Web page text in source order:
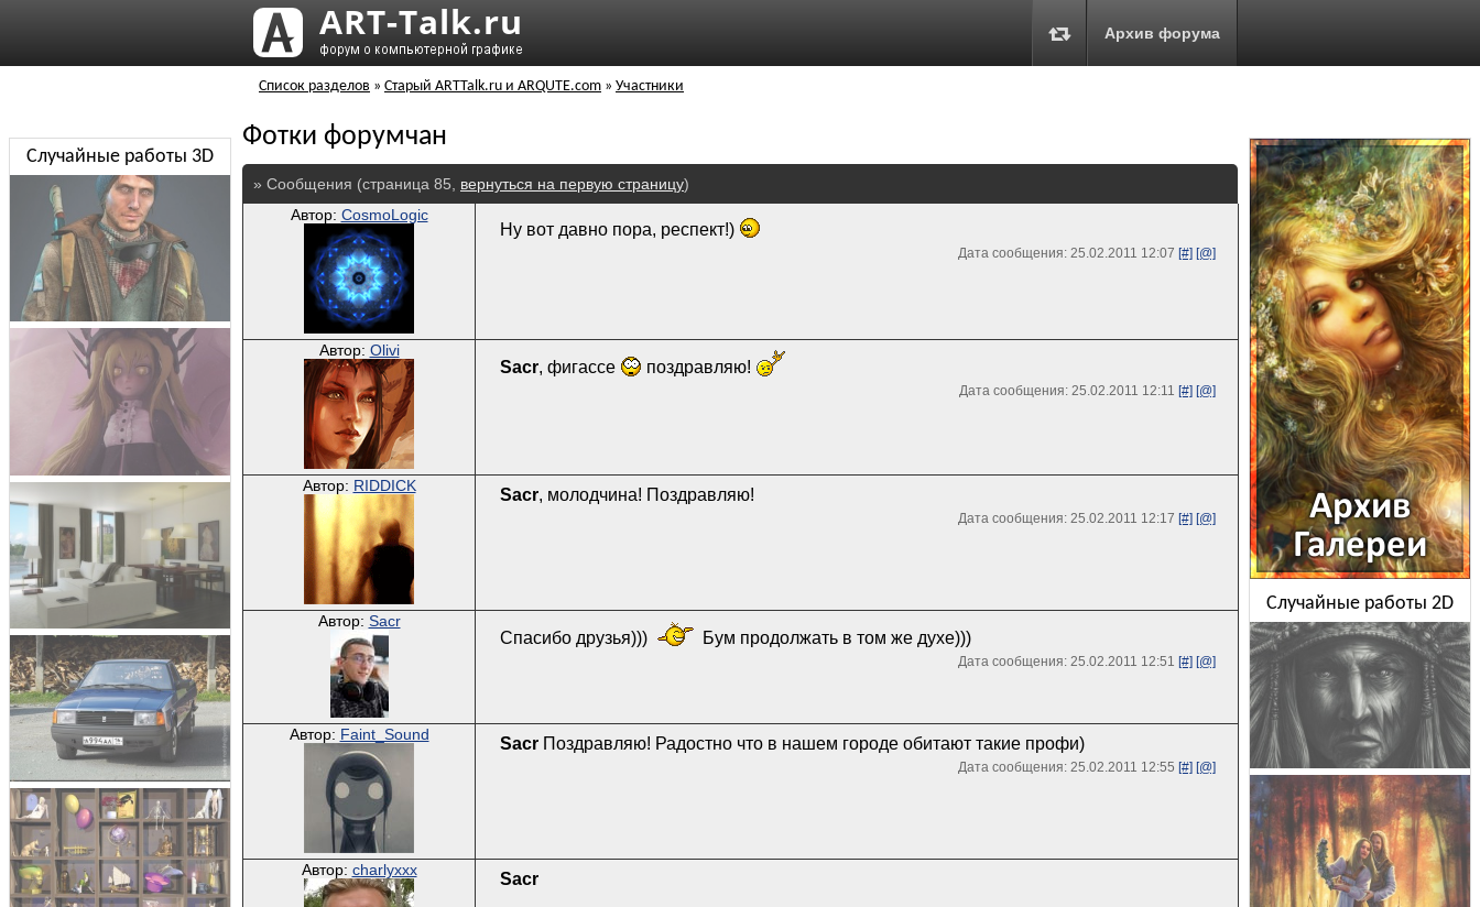
Архив форума
Список разделов » Старый ARTTalk.ru и ARQUTE.com » Участники
Фотки форумчан
» Сообщения (страница 85, вернуться на первую страницу)
Автор: CosmoLogic
Ну вот давно пора, респект!)
Дата сообщения: 25.02.2011 12:07 [#] [@]
Автор: Olivi
Sacr, фигассе поздравляю!
Дата сообщения: 25.02.2011 12:11 [#] [@]
Автор: RIDDICK Sacr, молодчина! Поздравляю!
Дата сообщения: 25.02.2011 12:17 [#] [@]
Автор: Sacr
Спасибо друзья))) Бум продолжать в том же духе)))
Дата сообщения: 25.02.2011 12:51 [#] [@]
Автор: Faint_Sound Sacr Поздравляю! Радостно что в нашем городе обитают такие профи)
Дата сообщения: 25.02.2011 12:55 [#] [@]
Автор: charlyxxx Sacr
Случайные работы 3D
Случайные работы 2D